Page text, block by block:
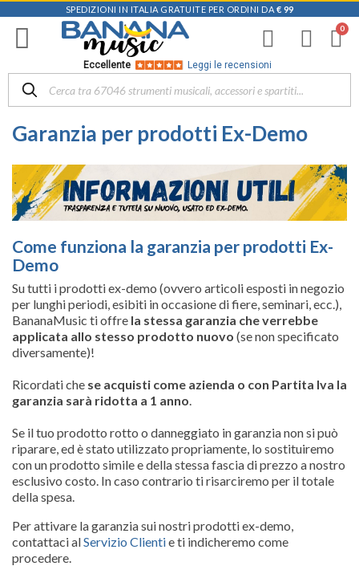
SPEDIZIONI IN ITALIA GRATUITE PER ORDINI DA € 99
Eccellente Leggi le recensioni
Garanzia per prodotti Ex-Demo
Come funziona la garanzia per prodotti Ex-
Demo
Su tutti i prodotti ex-demo (ovvero articoli esposti in negozio
per lunghi periodi, esibiti in occasione di fiere, seminari, ecc.),
BananaMusic ti offre la stessa garanzia che verrebbe
applicata allo stesso prodotto nuovo (se non specificato
diversamente)!
Ricordati che se acquisti come azienda o con Partita Iva la
garanzia sarà ridotta a 1 anno
Se il tuo prodotto rotto o danneggiato in garanzia non si può
riparare, ed è stato utilizzato propriamente, lo sostituiremo
con un prodotto simile e della stessa fascia di prezzo a nostro
esclusivo costo. In caso contrario ti risarciremo per il totale
della spesa.
Per attivare la garanzia sui nostri prodotti ex-demo,
contattaci alServizio Clientie ti indicheremo come
procedere.